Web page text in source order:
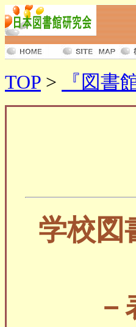
TOP > 『図書
学校図